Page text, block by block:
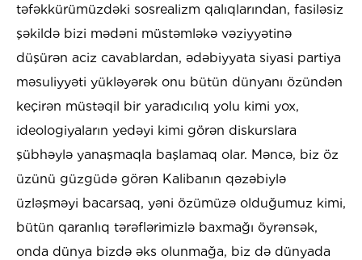
təfəkkürümüzdəki sosrealizm qalıqlarından, fasiləsiz
şəkildə bizi mədəni müstəmləkə vəziyyətinə
düşürən aciz cavablardan, ədəbiyyata siyasi partiya
məsuliyyəti yükləyərək onu bütün dünyanı özündən
keçirən müstəqil bir yaradıcılıq yolu kimi yox,
ideologiyaların yedəyi kimi görən diskurslara
şübhəylə yanaşmaqla başlamaq olar. Məncə, biz öz
üzünü güzgüdə görən Kalibanın qəzəbiylə
üzləşməyi bacarsaq, yəni özümüzə olduğumuz kimi,
bütün qaranlıq tərəflərimizlə baxmağı öyrənsək,
onda dünya bizdə əks olunmağa, biz də dünyada